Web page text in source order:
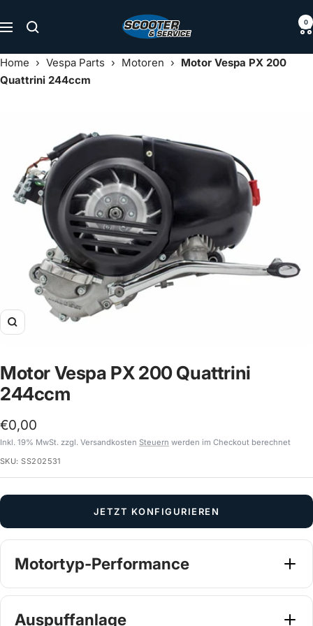
zum
Navigation
Scooter
Service
0
Home › Vespa Parts › Motoren › Motor Vespa PX 200
Quattrini 244ccm
Zoom
Motor Vespa PX 200 Quattrini
244ccm
Angebotspreis
€0,00
Inkl. 19% MwSt. zzgl. Versandkosten Steuern werden im Checkout berechnet
SKU:SS202531
JETZT KONFIGURIEREN
Motortyp-Performance
Wähle dein Tuning Setup Pflichtangabe
Auspuffanlage